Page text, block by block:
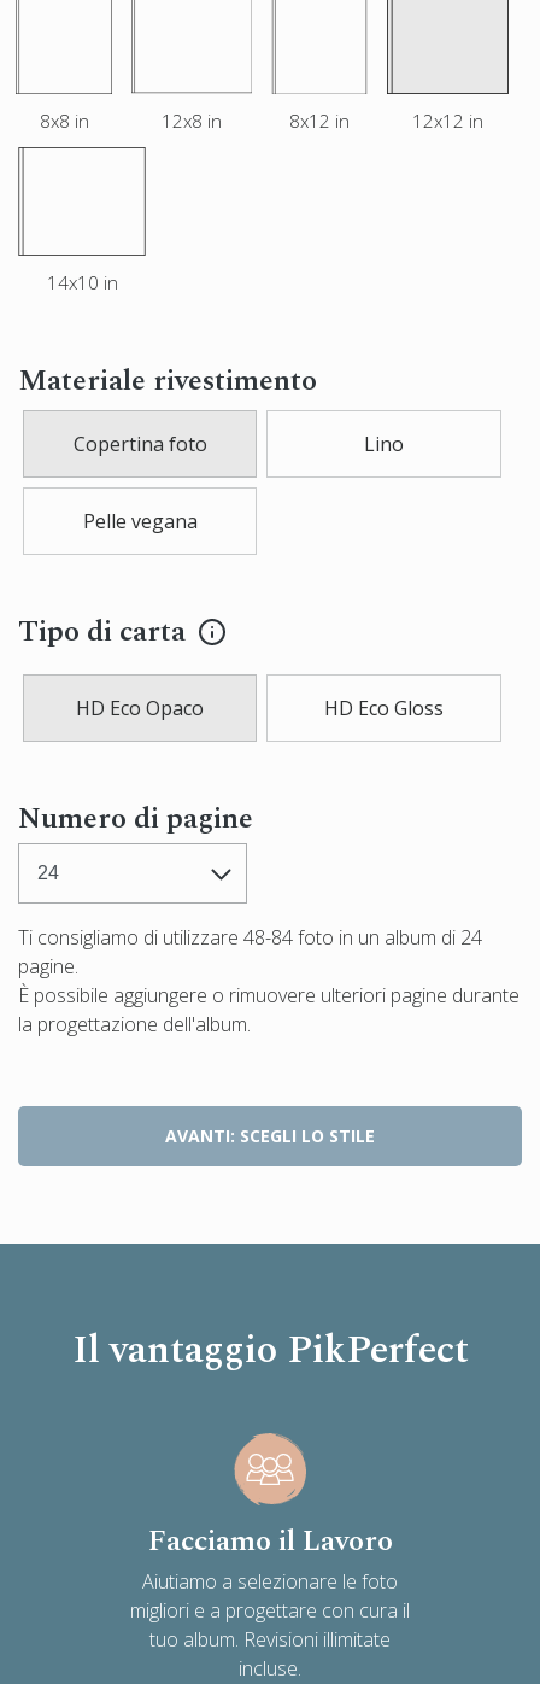
8x8 in 12x8 in 8x12 in 12x12 in
14x10 in
Materiale rivestimento
Copertina foto Lino
Pelle vegana
Tipo di carta
HD Eco Opaco HD Eco Gloss
Numero di pagine
Ti consigliamo di utilizzare 48-84foto in un album di 24
pagine.
È possibile aggiungere o rimuovere ulteriori pagine durante
la progettazione dell'album.
AVANTI: SCEGLI LO STILE
Il vantaggio PikPerfect
Facciamo il Lavoro
Aiutiamo a selezionare le foto
migliori e a progettare con cura il
tuo album. Revisioni illimitate
incluse.